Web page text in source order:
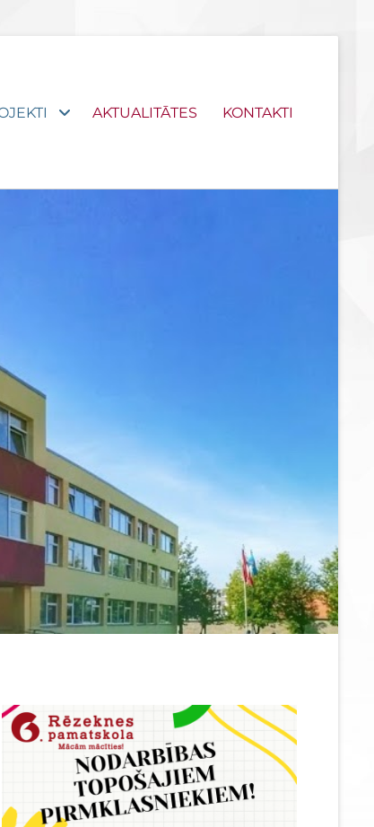
AKTUALITĀTES KONTAKTI